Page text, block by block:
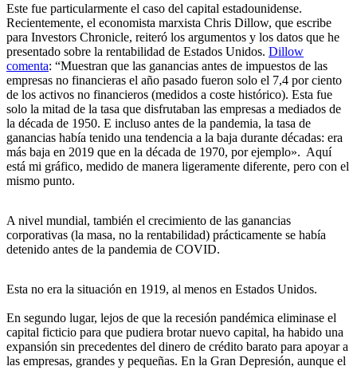
Este fue particularmente el caso del capital estadounidense.
Recientemente, el economista marxista Chris Dillow, que escribe
para Investors Chronicle, reiteró los argumentos y los datos que he
presentado sobre la rentabilidad de Estados Unidos. Dillow
comenta: “Muestran que las ganancias antes de impuestos de las
empresas no financieras el año pasado fueron solo el 7,4 por ciento
de los activos no financieros (medidos a coste histórico). Esta fue
solo la mitad de la tasa que disfrutaban las empresas a mediados de
la década de 1950. E incluso antes de la pandemia, la tasa de
ganancias había tenido una tendencia a la baja durante décadas: era
más baja en 2019 que en la década de 1970, por ejemplo». Aquí
está mi gráfico, medido de manera ligeramente diferente, pero con el
mismo punto.
A nivel mundial, también el crecimiento de las ganancias
corporativas (la masa, no la rentabilidad) prácticamente se había
detenido antes de la pandemia de COVID.
Esta no era la situación en 1919, al menos en Estados Unidos.
En segundo lugar, lejos de que la recesión pandémica eliminase el
capital ficticio para que pudiera brotar nuevo capital, ha habido una
expansión sin precedentes del dinero de crédito barato para apoyar a
las empresas, grandes y pequeñas. En la Gran Depresión, aunque el